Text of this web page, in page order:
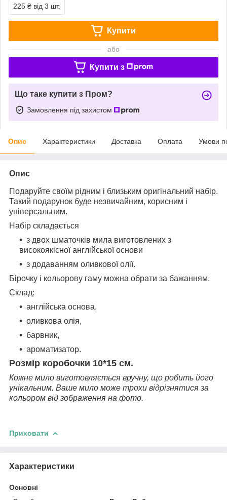
225 ₴ від 3 шт.
Купити
або
Купити з
Що таке купити з Пром?
Замовлення під захистом
Опис Характеристики Доставка Оплата Умови
Опис
Подаруйте своїм рідним і близьким оригінальний набір.
Такий подарунок буде незвичайним, корисним і
універсальним.
Набір складається
з двох шматочків мила виготовлених з
високоякісної англійської основи
з додаванням оливкової олії.
Бірочку і кольорову гаму можна обрати за бажанням.
Склад:
англійська основа,
оливкова олія,
барвник,
ароматизатор.
Розмір коробочки 10*15 см.
Кожне мило виготовляється вручну, що робить його
унікальним. Ваше мило може трохи відрізнятися за
кольором від зображення на фото.
Приховати
Характеристики
Основні